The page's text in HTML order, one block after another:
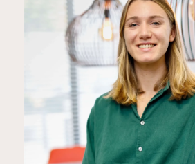
LISA MEIJER
Onderzoeker
0575 843738